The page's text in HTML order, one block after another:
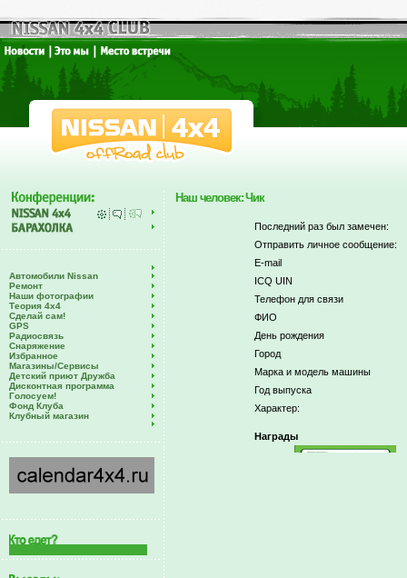
Автомобили Nissan
Ремонт
Наши фотографии
Теория 4х4
Сделай сам!
GPS
Радиосвязь
Снаряжение
Избранное
Магазины/Сервисы
Детский приют Дружба
Дисконтная программа
Голосуем!
Фонд Клуба
Клубный магазин
Наш человек: Чик
Последний раз был замечен:
Отправить личное сообщение:
E-mail
ICQ UIN
Телефон для связи
ФИО
День рождения
Город
Марка и модель машины
Год выпуска
Характер:
Награды